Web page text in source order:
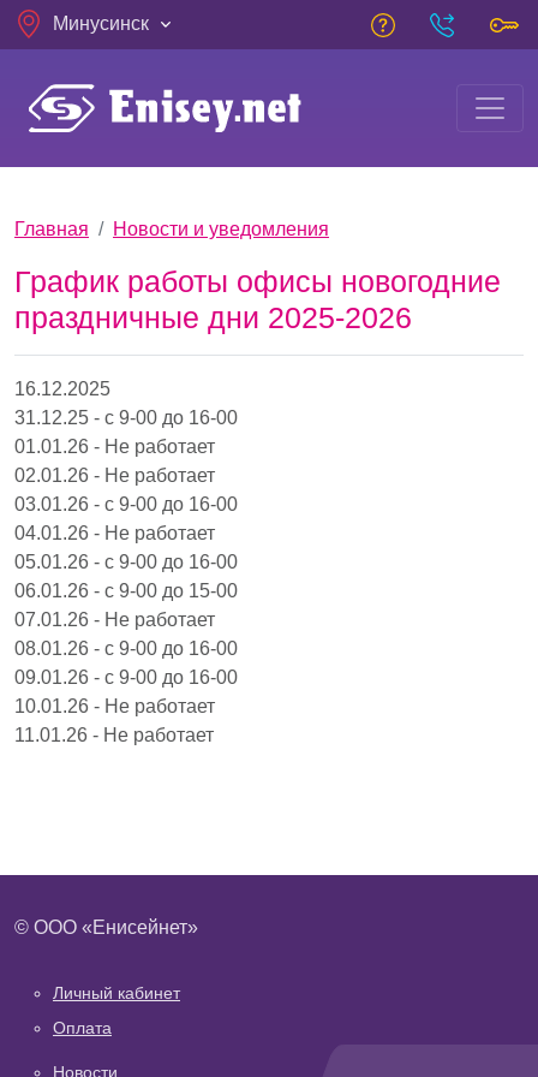
Skip to main content
Минусинск
Breadcrumb
Главная Новости и уведомления
График работы офисы новогодние
праздничные дни 2025-2026
16.12.2025
31.12.25 - с 9-00 до 16-00
01.01.26 - Не работает
02.01.26 - Не работает
03.01.26 - с 9-00 до 16-00
04.01.26 - Не работает
05.01.26 - с 9-00 до 16-00
06.01.26 - с 9-00 до 15-00
07.01.26 - Не работает
08.01.26 - с 9-00 до 16-00
09.01.26 - с 9-00 до 16-00
10.01.26 - Не работает
11.01.26 - Не работает
© ООО «Енисейнет»
Нижнее меню 1
Личный кабинет
Оплата
Новости